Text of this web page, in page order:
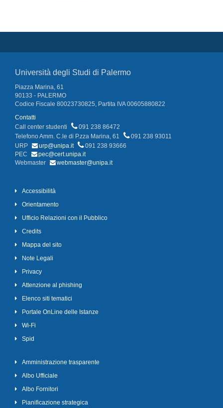
Università degli Studi di Palermo
Piazza Marina, 61
90133 - PALERMO
Codice Fiscale 80023730825, Partita IVA 00605880822
Contatti
Call center studenti
091 238 86472
Telefono Amm. C.le di P.zza Marina, 61
091 238 93011
URP
urp@unipa.it
091 238 93666
PEC
pec@cert.unipa.it
Webmaster
webmaster@unipa.it
Accessibilità
Orientamento
Ufficio Relazioni con il Pubblico
Credits
Mappa del sito
Note Legali
Privacy
Attenzione al phishing
Elenco siti tematici
Portale OnLine delle Istanze
Wi-Fi
Spid
Amministrazione trasparente
Albo Ufficiale
Albo Fornitori
Pianificazione strategica